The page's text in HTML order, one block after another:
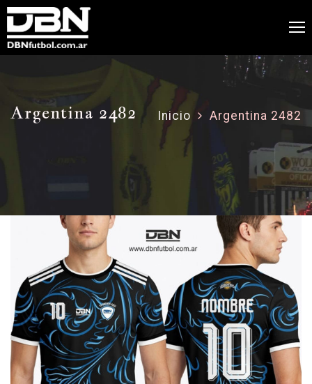
Argentina 2482 Inicio Argentina 2482